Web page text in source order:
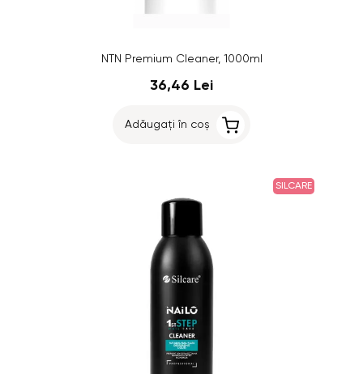
NTN Premium Cleaner, 1000ml
36,46 Lei
Adăugați în coș
SILCARE